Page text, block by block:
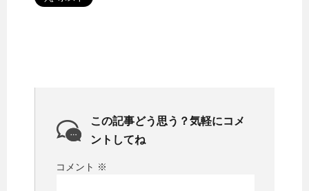
この記事どう思う？気軽にコメ
ントしてね
コメント ※